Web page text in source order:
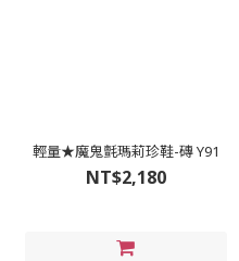
輕量★魔鬼氈瑪莉珍鞋-磚 Y91
NT$2,180